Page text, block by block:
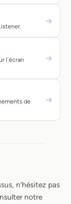
→
l'écran
→
de
→
n’hésitez pas
notre